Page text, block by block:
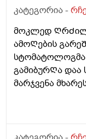
გასვლის
ვსვავ ლაქტო-ჯ
წვეᲗები
26წლის ბიᲭი
კატეგორია -
მოკლედ
ამოᲦების
სტომატოლოგმა
გამიბურᲦა დაა
მარჯვენა
და გამიარა
რაგაცნაირი